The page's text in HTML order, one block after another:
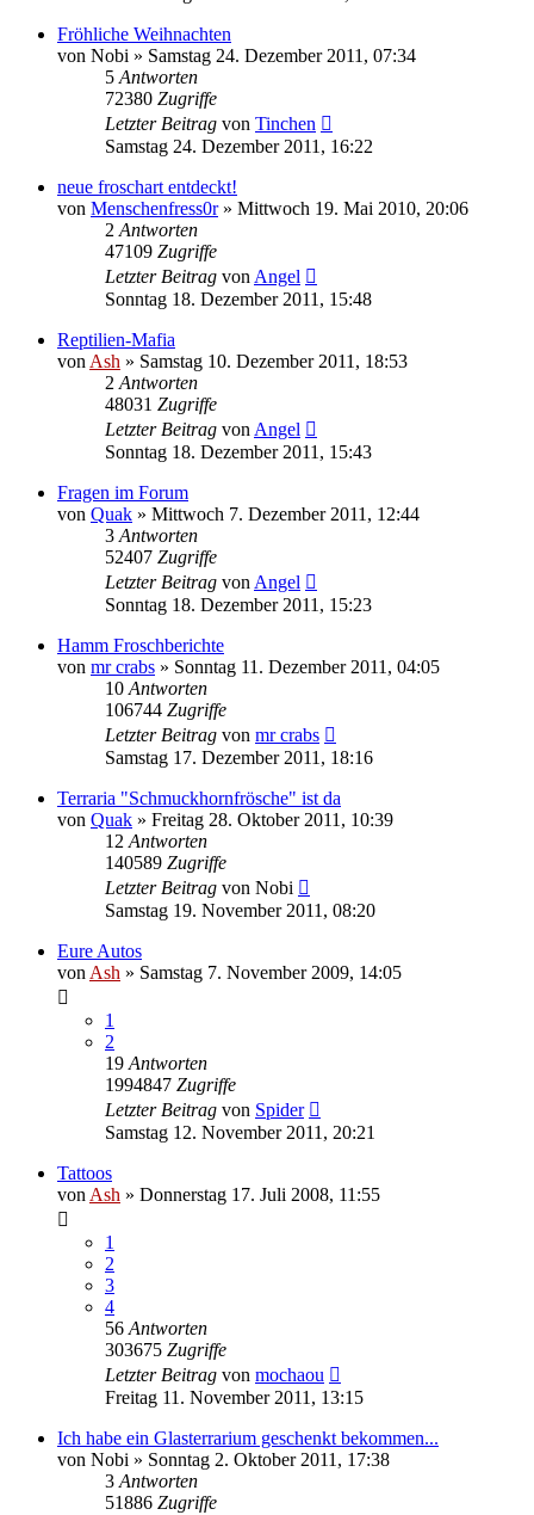
Fröhliche Weihnachten
von Nobi » Samstag 24. Dezember 2011, 07:34
5 Antworten
72380 Zugriffe
Letzter Beitrag von Tinchen
Samstag 24. Dezember 2011, 16:22
neue froschart entdeckt!
von Menschenfress0r» Mittwoch 19. Mai 2010, 20:06
2 Antworten
47109 Zugriffe
Letzter Beitrag von Angel
Sonntag 18. Dezember 2011, 15:48
Reptilien-Mafia
von Ash » Samstag 10. Dezember 2011, 18:53
2 Antworten
48031 Zugriffe
Letzter Beitrag von Angel
Sonntag 18. Dezember 2011, 15:43
Fragen im Forum
von Quak » Mittwoch 7. Dezember 2011, 12:44
3 Antworten
52407 Zugriffe
Letzter Beitrag von Angel
Sonntag 18. Dezember 2011, 15:23
Hamm Froschberichte
von mr crabs » Sonntag 11. Dezember 2011, 04:05
10 Antworten
106744 Zugriffe
Letzter Beitrag von mr crabs
Samstag 17. Dezember 2011, 18:16
Terraria "Schmuckhornfrösche" ist da
von Quak » Freitag 28. Oktober 2011, 10:39
12 Antworten
140589 Zugriffe
Letzter Beitrag von Nobi
Samstag 19. November 2011, 08:20
Eure Autos
von Ash » Samstag 7. November 2009, 14:05
1
2
19 Antworten
1994847 Zugriffe
Letzter Beitrag von Spider
Samstag 12. November 2011, 20:21
Tattoos
von Ash » Donnerstag 17. Juli 2008, 11:55
1
2
3
4
56 Antworten
303675 Zugriffe
Letzter Beitrag von mochaou
Freitag 11. November 2011, 13:15
Ich habe ein Glasterrarium geschenkt bekommen...
von Nobi » Sonntag 2. Oktober 2011, 17:38
3 Antworten
51886 Zugriffe